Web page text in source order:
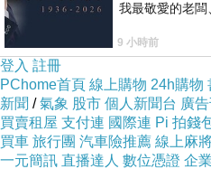
我最敬愛的老
9 小時前
登入 註冊
PChome首頁 線上購物 24h購物
新聞 /氣象 股市 個人新聞台 廣
買賣租屋 支付連 國際連 Pi 拍錢
買車 旅行團 汽車險推薦 線上麻
一元簡訊 直播達人 數位憑證 企